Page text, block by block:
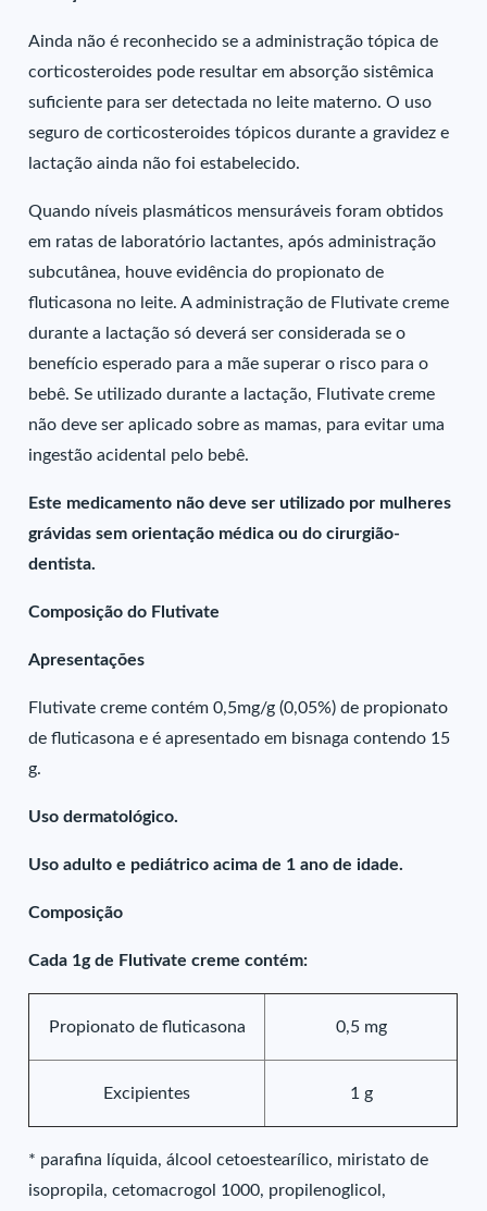
Ainda não é reconhecido se a administração tópica de
corticosteroides pode resultar em absorção sistêmica
suficiente para ser detectada no leite materno. O uso
seguro de corticosteroides tópicos durante a gravidez e
lactação ainda não foi estabelecido.
Quando níveis plasmáticos mensuráveis foram obtidos
em ratas de laboratório lactantes, após administração
subcutânea, houve evidência do propionato de
fluticasona no leite. A administração de Flutivate creme
durante a lactação só deverá ser considerada se o
benefício esperado para a mãe superar o risco para o
bebê. Se utilizado durante a lactação, Flutivate creme
não deve ser aplicado sobre as mamas, para evitar uma
ingestão acidental pelo bebê.
Este medicamento não deve ser utilizado por mulheres
grávidas sem orientação médica ou do cirurgião-
dentista.
Composição do Flutivate
Apresentações
Flutivate creme contém 0,5mg/g (0,05%) de propionato
de fluticasona e é apresentado em bisnaga contendo 15
g.
Uso dermatológico.
Uso adulto e pediátrico acima de 1 ano de idade.
Composição
Cada 1g de Flutivate creme contém:
Propionato de fluticasona 0,5 mg
Excipientes 1 g
* parafina líquida, álcool cetoestearílico, miristato de
isopropila, cetomacrogol 1000, propilenoglicol,